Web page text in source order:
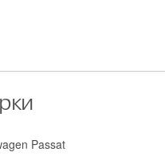
Passat